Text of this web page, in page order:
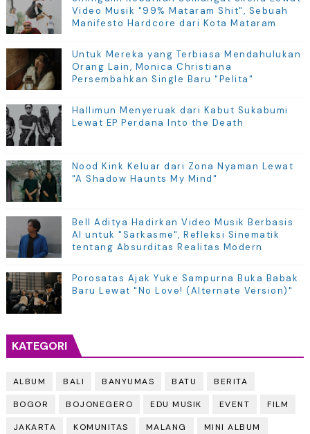
Video Musik "99% Mataram Shit", Sebuah
Manifesto Hardcore dari Kota Mataram
Untuk Mereka yang Terbiasa Mendahulukan
Orang Lain, Monica Christiana
Persembahkan Single Baru "Pelita"
Hallimun Menyeruak dari Kabut Sukabumi
Lewat EP Perdana Into the Death
Nood Kink Keluar dari Zona Nyaman Lewat
"A Shadow Haunts My Mind"
Bell Aditya Hadirkan Video Musik Berbasis
AI untuk "Sarkasme", Refleksi Sinematik
tentang Absurditas Realitas Modern
Porosatas Ajak Yuke Sampurna Buka Babak
Baru Lewat "No Love! (Alternate Version)"
KATEGORI
ALBUM BALI BANYUMAS BATU BERITA
BOGOR BOJONEGERO EDU MUSIK EVENT FILM
JAKARTA KOMUNITAS MALANG MINI ALBUM